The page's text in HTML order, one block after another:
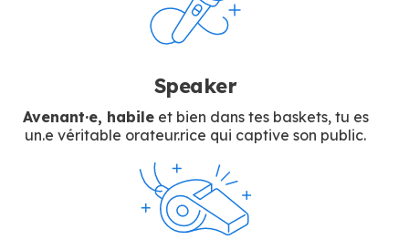
Speaker
Avenant·e, habileet bien dans tes baskets, tu es
un.e véritable orateur.rice qui captive son public.